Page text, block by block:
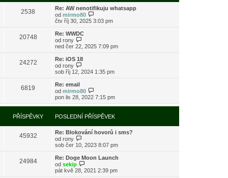
s
l
e
d
ř
í
ě
v
k
i
t
p
o
d
ř
í
p
ě
v
e
2538
Re: AW nenotifikuju whatsapp
od mirmo80
o
z
i
o
s
n
í
ř
s
p
ě
v
k
čtv říj 30, 2025 3:03 pm
20748
Re: WWDC
od rony
o
r
z
i
p
o
s
l
e
d
í
ř
s
p
ě
v
ned čer 22, 2025 7:09 pm
24272
Re: iOS 18
od rony
o
a
z
i
t
p
o
s
l
d
í
p
ř
í
sob říj 12, 2024 1:35 pm
6819
Re: email
od mirmo80
o
r
a
z
i
t
o
l
d
pon lis 28, 2022 7:15 pm
PŘÍSPĚVKY POSLEDNÍ PŘÍSPĚVEK
45932
Re: Blokování hovorů i sms?
od rony
o
r
a
z
sob čer 10, 2023 8:07 pm
24984
Re: Doge Moon Launch
od sekip
o
pát kvě 28, 2021 2:39 pm